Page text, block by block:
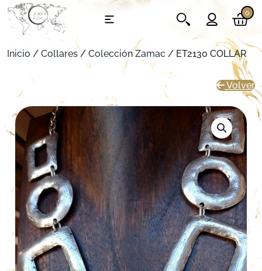
0
Inicio / Collares/ Colección Zamac / ET2130 COLLAR
Volver